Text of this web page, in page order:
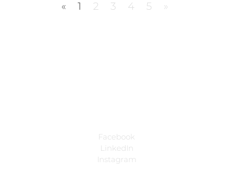
« 1 2 3 4 5 »
Facebook
LinkedIn
Instagram